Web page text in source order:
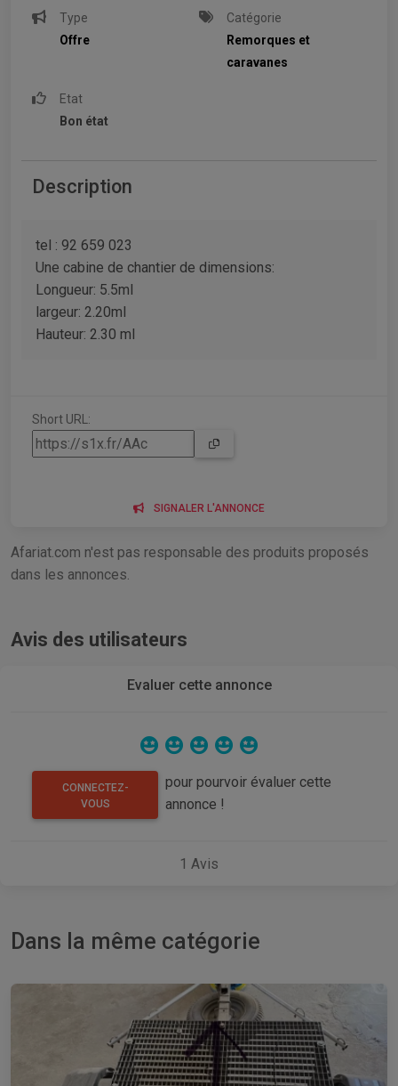
Type
Offre
Catégorie
Remorques et
caravanes
Etat
Bon état
Description
tel : 92 659 023
Une cabine de chantier de dimensions:
Longueur: 5.5ml
largeur: 2.20ml
Hauteur: 2.30 ml
Short URL:
SIGNALER L'ANNONCE
Afariat.com n'est pas responsable des produits proposés
dans les annonces.
Avis des utilisateurs
Evaluer cette annonce
CONNECTEZ-
VOUS
pour pourvoir évaluer cette
annonce !
1 Avis
Dans la même catégorie